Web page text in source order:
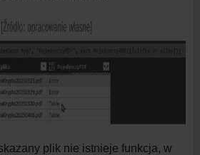
plik nie istnieje funkcja, w